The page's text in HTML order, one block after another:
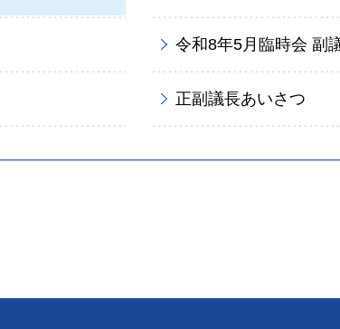
令和8年5月臨時会 副
正副議長あいさつ